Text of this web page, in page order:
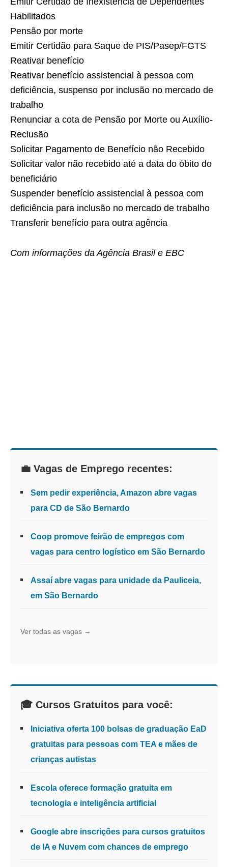
Habilitados
Pensão por morte
Emitir Certidão para Saque de PIS/Pasep/FGTS
Reativar benefício
Reativar benefício assistencial à pessoa com
deficiência, suspenso por inclusão no mercado de
trabalho
Renunciar a cota de Pensão por Morte ou Auxílio-
Reclusão
Solicitar Pagamento de Benefício não Recebido
Solicitar valor não recebido até a data do óbito do
beneficiário
Suspender benefício assistencial à pessoa com
deficiência para inclusão no mercado de trabalho
Transferir benefício para outra agência
Com informações da Agência Brasil e EBC
💼 Vagas de Emprego recentes:
Sem pedir experiência, Amazon abre vagas
para CD de São Bernardo
Coop promove feirão de empregos com
vagas para centro logístico em São Bernardo
Assaí abre vagas para unidade da Pauliceia,
em São Bernardo
Ver todas as vagas →
🎓 Cursos Gratuitos para você:
Iniciativa oferta 100 bolsas de graduação EaD
gratuitas para pessoas com TEA e mães de
crianças autistas
Escola oferece formação gratuita em
tecnologia e inteligência artificial
Google abre inscrições para cursos gratuitos
de IA e Nuvem com chances de emprego